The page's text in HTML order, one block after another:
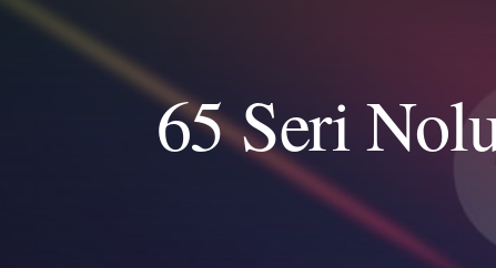
65 Seri